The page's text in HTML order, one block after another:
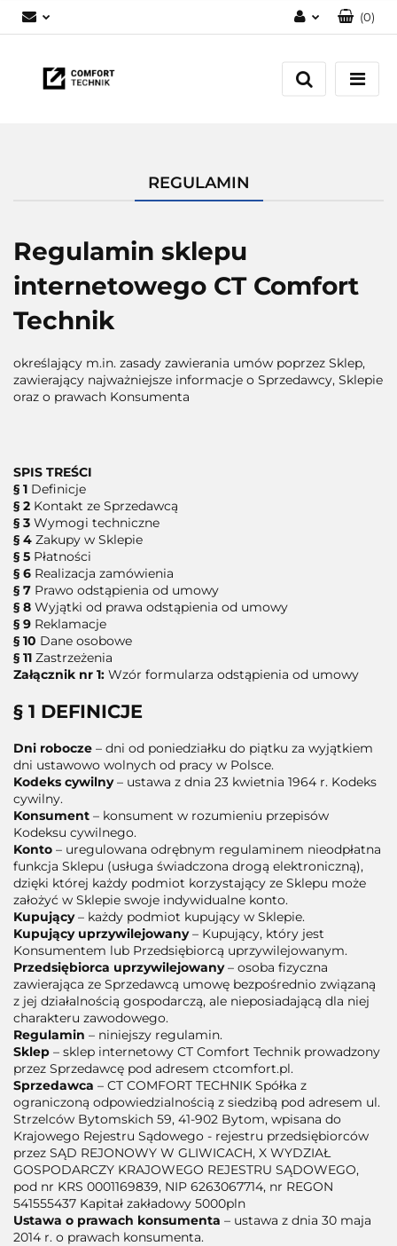
Zaloguj się
Zarejestruj się
(0)
REGULAMIN
Regulamin sklepu
internetowego CT Comfort
Technik
określający m.in. zasady zawierania umów poprzez Sklep,
zawierający najważniejsze informacje o Sprzedawcy, Sklepie
oraz o prawach Konsumenta
SPIS TREŚCI
§ 1 Definicje
§ 2 Kontakt ze Sprzedawcą
§ 3 Wymogi techniczne
§ 4 Zakupy w Sklepie
§ 5 Płatności
§ 6 Realizacja zamówienia
§ 7 Prawo odstąpienia od umowy
§ 8 Wyjątki od prawa odstąpienia od umowy
§ 9 Reklamacje
§ 10 Dane osobowe
§ 11 Zastrzeżenia
Załącznik nr 1: Wzór formularza odstąpienia od umowy
§ 1 DEFINICJE
Dni robocze – dni od poniedziałku do piątku za wyjątkiem
dni ustawowo wolnych od pracy w Polsce.
Kodeks cywilny– ustawa z dnia 23 kwietnia 1964 r. Kodeks
cywilny.
Konsument – konsument w rozumieniu przepisów
Kodeksu cywilnego.
Konto – uregulowana odrębnym regulaminem nieodpłatna
funkcja Sklepu (usługa świadczona drogą elektroniczną),
dzięki której każdy podmiot korzystający ze Sklepu może
założyć w Sklepie swoje indywidualne konto.
Kupujący– każdy podmiot kupujący w Sklepie.
Kupujący uprzywilejowany– Kupujący, który jest
Konsumentem lub Przedsiębiorcą uprzywilejowanym.
Przedsiębiorca uprzywilejowany– osoba fizyczna
zawierająca ze Sprzedawcą umowę bezpośrednio związaną
z jej działalnością gospodarczą, ale nieposiadającą dla niej
charakteru zawodowego.
Regulamin – niniejszy regulamin.
Sklep – sklep internetowy CT Comfort Technik prowadzony
przez Sprzedawcę pod adresem ctcomfort.pl.
Sprzedawca – CT COMFORT TECHNIK Spółka z
ograniczoną odpowiedzialnością z siedzibą pod adresem ul.
Strzelców Bytomskich 59, 41-902 Bytom, wpisana do
Krajowego Rejestru Sądowego - rejestru przedsiębiorców
przez SĄD REJONOWY W GLIWICACH, X WYDZIAŁ
GOSPODARCZY KRAJOWEGO REJESTRU SĄDOWEGO,
pod nr KRS 0001169839, NIP 6263067714, nr REGON
541555437 Kapitał zakładowy 5000pln
Ustawa o prawach konsumenta – ustawa z dnia 30 maja
2014 r. o prawach konsumenta.